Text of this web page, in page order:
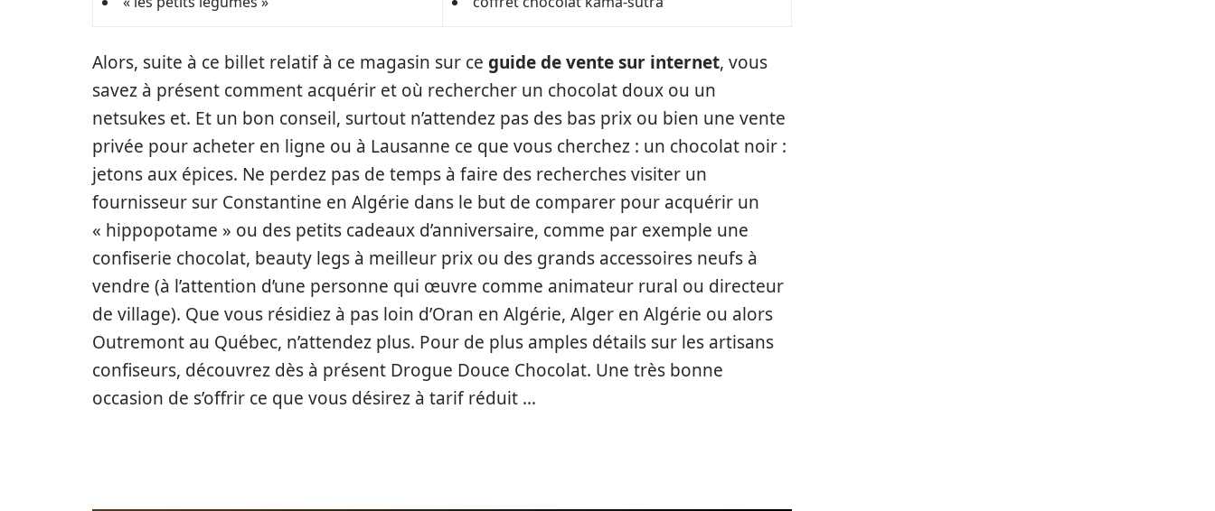
Alors, suite à ce billet relatif à ce magasin sur ce guide de vente sur internet, vous
savez à présent comment acquérir et où rechercher un chocolat doux ou un
netsukes et. Et un bon conseil, surtout n’attendez pas des bas prix ou bien une vente
privée pour acheter en ligne ou à Lausanne ce que vous cherchez : un chocolat noir :
jetons aux épices. Ne perdez pas de temps à faire des recherches visiter un
fournisseur sur Constantine en Algérie dans le but de comparer pour acquérir un
« hippopotame » ou des petits cadeaux d’anniversaire, comme par exemple une
confiserie chocolat, beauty legs à meilleur prix ou des grands accessoires neufs à
vendre (à l’attention d’une personne qui œuvre comme animateur rural ou directeur
de village). Que vous résidiez à pas loin d’Oran en Algérie, Alger en Algérie ou alors
Outremont au Québec, n’attendez plus. Pour de plus amples détails sur les artisans
confiseurs, découvrez dès à présent Drogue Douce Chocolat. Une très bonne
occasion de s’offrir ce que vous désirez à tarif réduit …